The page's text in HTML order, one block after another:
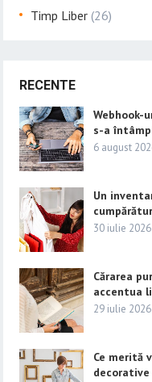
Timp Liber (26)
RECENTE
Webhook-
s-a
6 august
Un
30 iulie 2026
Cărarea
accentua
29 iulie 2026
Ce merită
decorative